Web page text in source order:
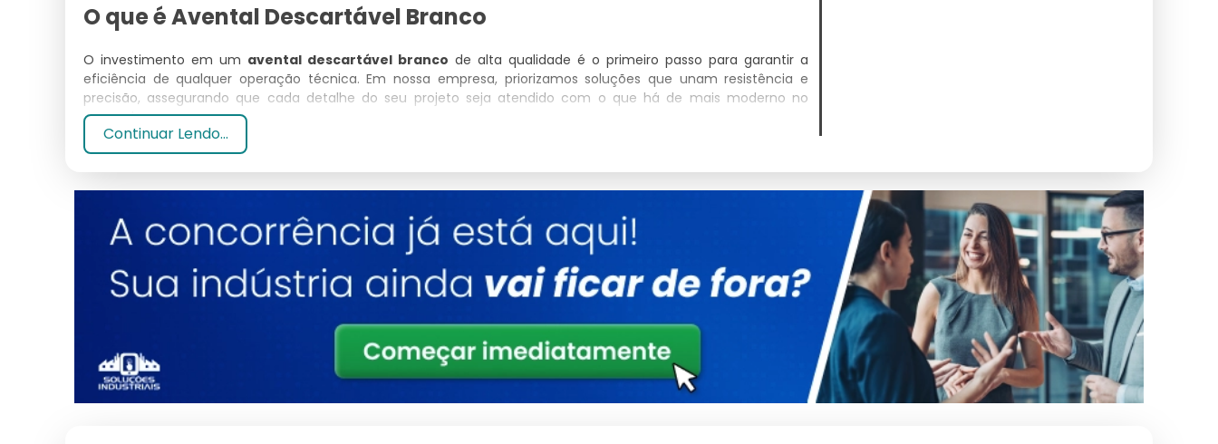
O que é Avental Descartável Branco
O investimento em um avental descartável branco de alta qualidade é o primeiro passo para garantir a
eficiência de qualquer operação técnica. Em nossa empresa, priorizamos soluções que unam resistência e
precisão, assegurando que cada detalhe do seu projeto seja atendido com o que há de mais moderno no
mercado.
Especificações Técnicas
Material
Polímeros estruturais de alta densidade
Conformidade total com padrões de
segurança
Acabamento
Tratamento de proteção UV integrado
Consultoria Especializada
Características e Benefícios
Alta adaptabilidade a diferentes exigências e normas técnicas.
Continuar Lendo...